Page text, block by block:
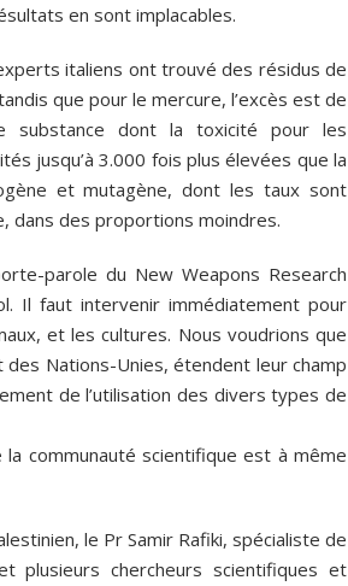
en sont implacables.
italiens ont trouvé des résidus de
que pour le mercure, l’excès est de
substance dont la toxicité pour les
jusqu’à 3.000 fois plus élevées que la
et mutagène, dont les taux sont
dans des proportions moindres.
parole du New Weapons Research
Il faut intervenir immédiatement pour
et les cultures. Nous voudrions que
Nations-Unies, étendent leur champ
de l’utilisation des divers types de
communauté scientifique est à même
le Pr Samir Rafiki, spécialiste de
plusieurs chercheurs scientifiques et